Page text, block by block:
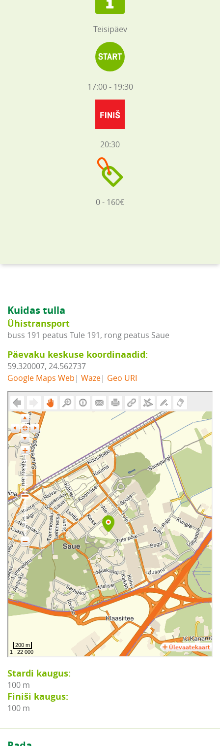
Teisipäev
17:00 - 19:30
20:30
0 - 160€
Kuidas tulla
Ühistransport
buss 191 peatus Tule 191, rong peatus Saue
Päevaku keskuse koordinaadid:
59.320007, 24.562737
Google Maps Web | Waze| Geo URI
Stardi kaugus:
100 m
Finiši kaugus:
100 m